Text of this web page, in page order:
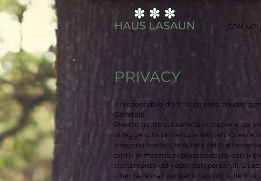
CON NOI
PRIVACY
Il responsabile del trattamento dei dati
Generale
Prendo molto sul serio la protezione dei
di legge sulla protezione dei dati. Questa
vengono trattati, la durata del
diritti in materia di protezione dei dati (i
trattamento dei vostri dati personali.
i dati personali vengano raccolti sulle mie